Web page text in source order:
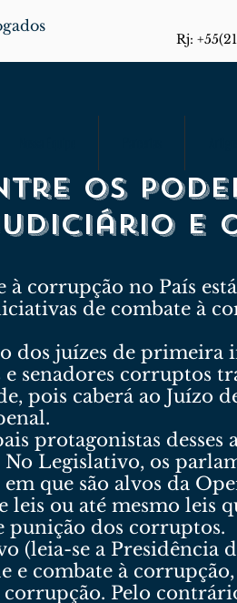
Rj:
os
e
à corrupção no País
de combate à
dos juízes de primeira
e senadores corruptos
pois caberá ao Juízo
protagonistas desses
Legislativo, os
que são alvos da
leis ou até mesmo leis
punição dos corruptos.
(leia-se a Presidência
e combate à
corrupção. Pelo